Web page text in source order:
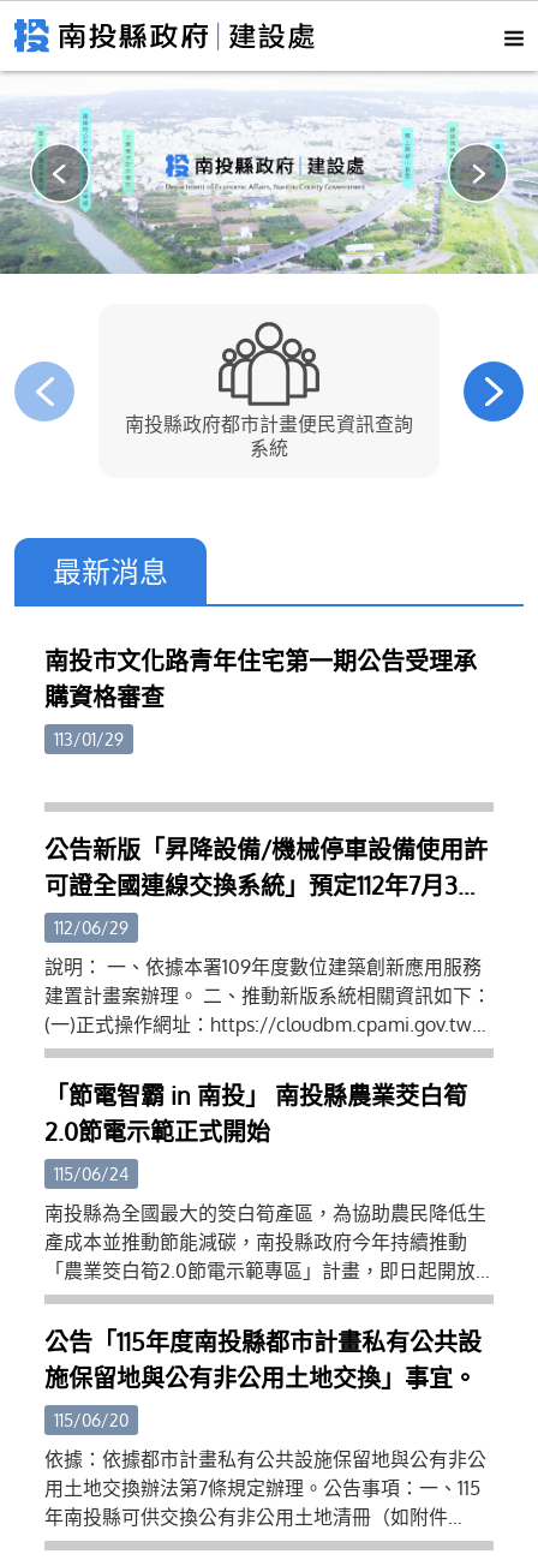
南投縣政府都市計畫便民資訊查詢
系統
南
最新消息
南投市文化路青年住宅第一期公告受理承
購資格審查
113/01/29
公告新版「昇降設備/機械停車設備使用許
可證全國連線交換系統」預定112年7月3日
推動新舊版本系統雙軌運行使用、同年9月
1日正式轉換為單一新版系統運行
112/06/29
說明： 一、依據本署109年度數位建築創新應用服務
建置計畫案辦理。 二、推動新版系統相關資訊如下：
(一)正式操作網址：https://cloudbm.cpami.gov.tw
(二)帳號申請操作教學：https://reurl.cc/N04Zgm
(三)主管機關操作訓練講義：https://reurl.cc/dDL116
(四)APP操作訓練講義：https://reurl.cc/514lrG (五)檢
查機構操作訓練講義：https://reurl.cc/113oAp (六)專
業廠商操作訓練講義：https://reurl.cc/aVLNKX (七)
營建署昇降及機械設備許可證全國連線專業廠商社群
教學平台：https://reurl.cc/kXr7mK (八)教學影片：
https://www.youtube.com/playlist?
list=PLD8ChIrJclXHthG9RyixJ9l3PX9v2fIP5 三、旨揭
商（瑪力資訊股份有限公司，（02）2748-5205，
cipei@cpami.gov.tw），或請加入Line「營建署昇降
及機械設備許可證全國連線系統專業廠商社群」進行
相關意見諮詢。
「節電智霸 in 南投」 南投縣農業茭白筍
2.0節電示範正式開始
115/06/24
南投縣為全國最大的筊白筍產區，為協助農民降低生
產成本並推動節能減碳，南投縣政府今年持續推動
「農業筊白筍2.0節電示範專區」計畫，即日起開放
申請至7月31日止，歡迎縣內筊白筍農民、產銷班及學
術單位踴躍參與，共同打造低碳永續農業環境。縣府
表示，筊白筍冬季生產多仰賴夜間燈照技術促進結
筍，傳統高壓鈉燈耗電量高，在近年氣候變遷及能源
成本上升的影響下，農民經營壓力日益增加。為此，
縣府於110年及111年辦理節電示範專區，協助農民導入
高效率LED燈具，獲得良好成效，不僅有效降低用電
支出，也兼顧筊白筍品質與產量。縣府於6月23日辦
理的活動推廣說明會中，多位曾參與110或111年示範專
公告「115年度南投縣都市計畫私有公共設
施保留地與公有非公用土地交換」事宜。
115/06/20
依據：依據都市計畫私有公共設施保留地與公有非公
用土地交換辦法第7條規定辦理。公告事項：一、115
年南投縣可供交換公有非公用土地清冊（如附件
一）。二、公告時間：自中華民國115年6月15日起至